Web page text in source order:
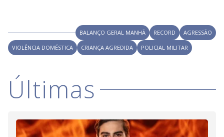
BALANÇO GERAL MANHÃ RECORD
AGRESSÃO
VIOLÊNCIA DOMÉSTICA
CRIANÇA AGREDIDA POLICIAL MILITAR
Últimas